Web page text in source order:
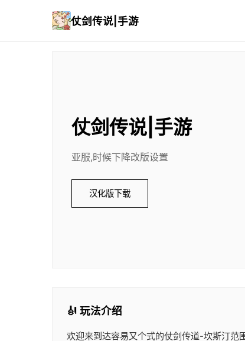
仗剑传说|手游
仗剑传说|手游
亚服,时候下降改版设置
汉化版下载
🎻 玩法介绍
欢迎来到达容易又个式的仗剑传道-坎斯汀范